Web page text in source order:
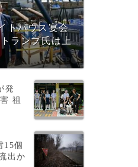
トハウス宴会
ランプ氏は上
発
祖
15個
出か